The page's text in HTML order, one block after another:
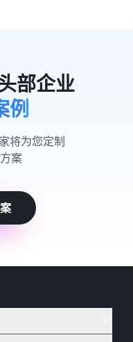
例
将为您定制
案